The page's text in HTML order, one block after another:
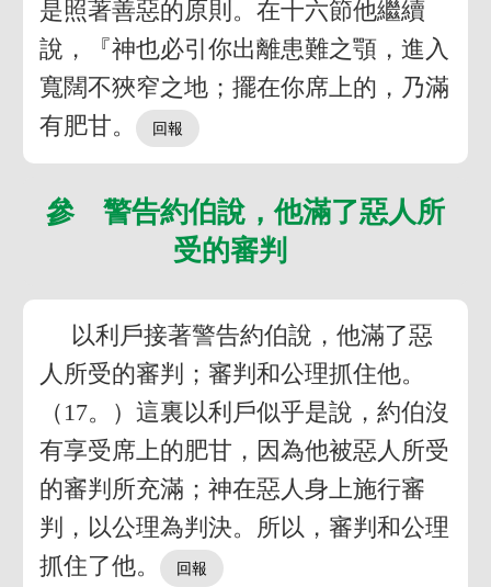
是照著善惡的原則。在十六節他繼續
說，『神也必引你出離患難之顎，進入
寬闊不狹窄之地；擺在你席上的，乃滿
有肥甘。
參 警告約伯說，他滿了惡人所
受的審判
以利戶接著警告約伯說，他滿了惡
人所受的審判；審判和公理抓住他。
（17。）這裏以利戶似乎是說，約伯沒
有享受席上的肥甘，因為他被惡人所受
的審判所充滿；神在惡人身上施行審
判，以公理為判決。所以，審判和公理
抓住了他。